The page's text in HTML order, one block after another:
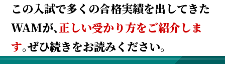
この入試で多くの合格実績を出してきた
WAMが、正しい受かり方をご紹介しま
す。ぜひ続きをお読みください。